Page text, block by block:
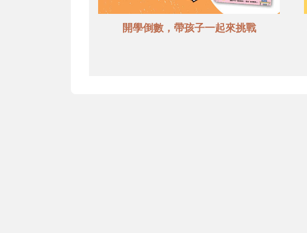
開學倒數，帶孩子一起來挑戰